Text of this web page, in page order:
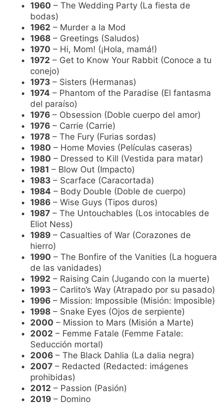
1960 – The Wedding Party (La fiesta de
bodas)
1962 – Murder a la Mod
1968 – Greetings (Saludos)
1970 – Hi, Mom! (¡Hola, mamá!)
1972 – Get to Know Your Rabbit (Conoce a tu
conejo)
1973 – Sisters (Hermanas)
1974 – Phantom of the Paradise (El fantasma
del paraíso)
1976 – Obsession (Doble cuerpo del amor)
1976 – Carrie (Carrie)
1978 – The Fury (Furias sordas)
1980 – Home Movies (Películas caseras)
1980 – Dressed to Kill (Vestida para matar)
1981 – Blow Out (Impacto)
1983 – Scarface (Caracortada)
1984 – Body Double (Doble de cuerpo)
1986 – Wise Guys (Tipos duros)
1987 – The Untouchables (Los intocables de
Eliot Ness)
1989 – Casualties of War (Corazones de
hierro)
1990 – The Bonfire of the Vanities (La hoguera
de las vanidades)
1992 – Raising Cain (Jugando con la muerte)
1993 – Carlito’s Way (Atrapado por su pasado)
1996 – Mission: Impossible (Misión: Imposible)
1998 – Snake Eyes (Ojos de serpiente)
2000 – Mission to Mars (Misión a Marte)
2002 – Femme Fatale (Femme Fatale:
Seducción mortal)
2006 – The Black Dahlia (La dalia negra)
2007 – Redacted (Redacted: imágenes
prohibidas)
2012 – Passion (Pasión)
2019 – Domino